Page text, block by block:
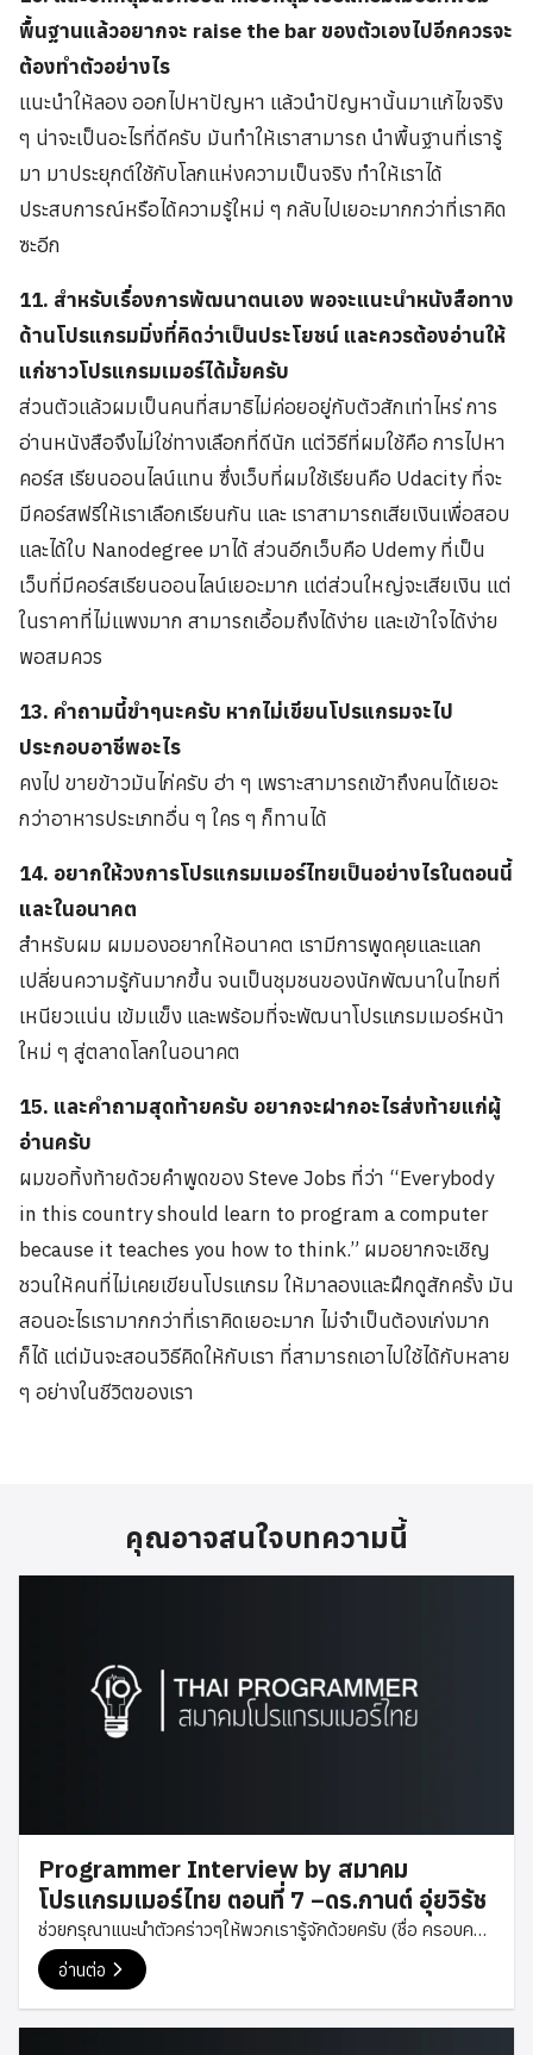
พื้นฐานแล้วอยากจะ raise the bar ของตัวเองไปอีกควรจะ
ต้องทำตัวอย่างไร
แนะนำให้ลอง ออกไปหาปัญหา แล้วนำปัญหานั้นมาแก้ไขจริง
ๆ น่าจะเป็นอะไรที่ดีครับ มันทำให้เราสามารถ นำพื้นฐานที่เรารู้
มา มาประยุกต์ใช้กับโลกแห่งความเป็นจริง ทำให้เราได้
ประสบการณ์หรือได้ความรู้ใหม่ ๆ กลับไปเยอะมากกว่าที่เราคิด
ซะอีก
11. สำหรับเรื่องการพัฒนาตนเอง พอจะแนะนำหนังสือทาง
ด้านโปรแกรมมิ่งที่คิดว่าเป็นประโยชน์ และควรต้องอ่านให้
แก่ชาวโปรแกรมเมอร์ได้มั้ยครับ
ส่วนตัวแล้วผมเป็นคนที่สมาธิไม่ค่อยอยู่กับตัวสักเท่าไหร่ การ
อ่านหนังสือจึงไม่ใช่ทางเลือกที่ดีนัก แต่วิธีที่ผมใช้คือ การไปหา
คอร์ส เรียนออนไลน์แทน ซึ่งเว็บที่ผมใช้เรียนคือ Udacity ที่จะ
มีคอร์สฟรีให้เราเลือกเรียนกัน และ เราสามารถเสียเงินเพื่อสอบ
และได้ใบ Nanodegree มาได้ ส่วนอีกเว็บคือ Udemy ที่เป็น
เว็บที่มีคอร์สเรียนออนไลน์เยอะมาก แต่ส่วนใหญ่จะเสียเงิน แต่
ในราคาที่ไม่แพงมาก สามารถเอื้อมถึงได้ง่าย และเข้าใจได้ง่าย
พอสมควร
13. คำถามนี้ขำๆนะครับ หากไม่เขียนโปรแกรมจะไป
ประกอบอาชีพอะไร
คงไป ขายข้าวมันไก่ครับ ฮ่า ๆ เพราะสามารถเข้าถึงคนได้เยอะ
กว่าอาหารประเภทอื่น ๆ ใคร ๆ ก็ทานได้
14. อยากให้วงการโปรแกรมเมอร์ไทยเป็นอย่างไรในตอนนี้
และในอนาคต
สำหรับผม ผมมองอยากให้อนาคต เรามีการพูดคุยและแลก
เปลี่ยนความรู้กันมากขึ้น จนเป็นชุมชนของนักพัฒนาในไทยที่
เหนียวแน่น เข้มแข็ง และพร้อมที่จะพัฒนาโปรแกรมเมอร์หน้า
ใหม่ ๆ สู่ตลาดโลกในอนาคต
15. และคำถามสุดท้ายครับ อยากจะฝากอะไรส่งท้ายแก่ผู้
อ่านครับ
ผมขอทิ้งท้ายด้วยคำพูดของ Steve Jobs ที่ว่า “Everybody
in this country should learn to program a computer
because it teaches you how to think.” ผมอยากจะเชิญ
ชวนให้คนที่ไม่เคยเขียนโปรแกรม ให้มาลองและฝึกดูสักครั้ง มัน
สอนอะไรเรามากกว่าที่เราคิดเยอะมาก ไม่จำเป็นต้องเก่งมาก
ก็ได้ แต่มันจะสอนวิธีคิดให้กับเรา ที่สามารถเอาไปใช้ได้กับหลาย
ๆ อย่างในชีวิตของเรา
คุณอาจสนใจบทความนี้
Programmer Interview by สมาคม
โปรแกรมเมอร์ไทย ตอนที่ 7 –ดร.กานต์ อุ่ยวิรัช
ช่วยกรุณาแนะนำตัวคร่าวๆให้พวกเรารู้จักด้วยครับ (ชื่อ ครอบครัว
การศึกษา การทำงาน) สวัสดีครับ กานต์ อุ่ยวิรัช (กานต์) เรียนจบ
ปริญญาเอกสาขา Computer Science ทำวิจัยแนว Computer
Vision & Machine Learning จาก Asian Institute of
อ่านต่อ